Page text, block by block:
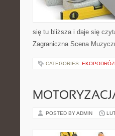
się tu bliższa i daje się
Zagraniczna Scena
CATEGORIES:
POSTED BY ADMIN